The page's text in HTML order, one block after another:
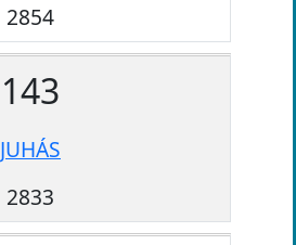
2854
143
JUHÁS
2833